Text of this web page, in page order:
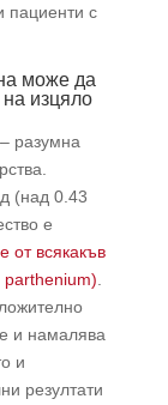
пациенти с
може да
изцяло
разумна
(над 0.43
е
от всякакъв
parthenium)
и намалява
и
резултати